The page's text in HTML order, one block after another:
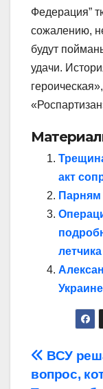
Федерация”
сожалению,
будут
удачи.
акт
Парням
ВСУ
вопрос,